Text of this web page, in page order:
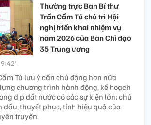
Thường trực Ban Bí thư
Trần Cẩm Tú chủ trì Hội
nghị triển khai nhiệm vụ
năm 2026 của Ban Chỉ đạo
35 Trung ương
Tú lưu ý cần chủ động hơn nữa
chương trình hành động, kế hoạch
dịp đất nước có các sự kiện lớn; chú
đấu, thuyết phục, tính hiệu quả của
truyền.